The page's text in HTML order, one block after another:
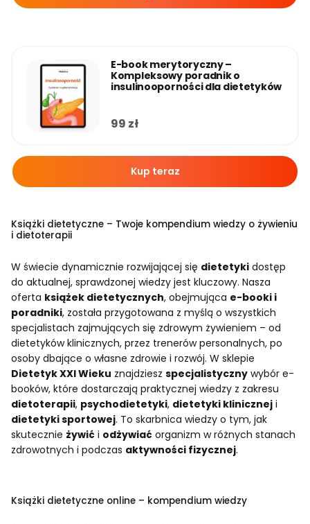
E-book merytoryczny –
Kompleksowy poradnik o
insulinooporności dla dietetyków
99 zł
Kup teraz
Książki dietetyczne – Twoje kompendium wiedzy o żywieniu
i dietoterapii
W świecie dynamicznie rozwijającej się dietetyki dostęp
do aktualnej, sprawdzonej wiedzy jest kluczowy. Nasza
oferta książek dietetycznych, obejmująca e-booki i
poradniki, została przygotowana z myślą o wszystkich
specjalistach zajmujących się zdrowym żywieniem – od
dietetyków klinicznych, przez trenerów personalnych, po
osoby dbające o własne zdrowie i rozwój. W sklepie
Dietetyk XXI Wieku znajdziesz specjalistyczny wybór e-
booków, które dostarczają praktycznej wiedzy z zakresu
dietoterapii, psychodietetyki, dietetyki klinicznej i
dietetyki sportowej. To skarbnica wiedzy o tym, jak
skutecznie żywić i odżywiać organizm w różnych stanach
zdrowotnych i podczas aktywności fizycznej.
Książki dietetyczne online – kompendium wiedzy